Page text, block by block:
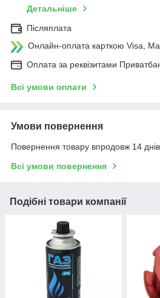
Детальніше
Післяплата
Онлайн-оплата карткою Visa,
Оплата за реквізитами
Всі умови оплати
Умови повернення
Повернення товару впродовж 14
Всі умови повернення
Подібні товари компанії